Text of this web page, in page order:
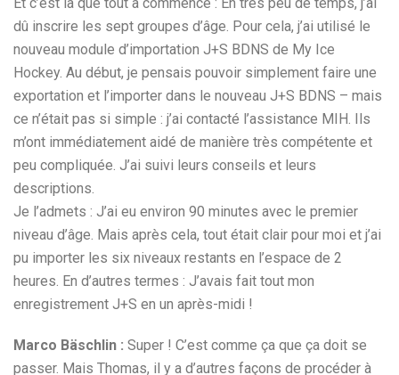
dû inscrire les sept groupes d’âge. Pour cela, j’ai utilisé le
nouveau module d’importation J+S BDNS de My Ice
Hockey. Au début, je pensais pouvoir simplement faire une
exportation et l’importer dans le nouveau J+S BDNS – mais
ce n’était pas si simple : j’ai contacté l’assistance MIH. Ils
m’ont immédiatement aidé de manière très compétente et
peu compliquée. J’ai suivi leurs conseils et leurs
descriptions.
Je l’admets : J’ai eu environ 90 minutes avec le premier
niveau d’âge. Mais après cela, tout était clair pour moi et j’ai
pu importer les six niveaux restants en l’espace de 2
heures. En d’autres termes : J’avais fait tout mon
enregistrement J+S en un après-midi !
Marco Bäschlin : Super ! C’est comme ça que ça doit se
passer. Mais Thomas, il y a d’autres façons de procéder à